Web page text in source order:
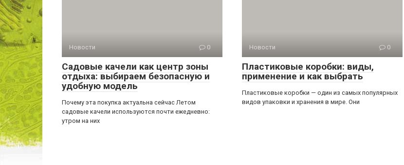
Новости 0
Садовые качели как центр зоны
отдыха: выбираем безопасную и
удобную модель
Почему эта покупка актуальна сейчас Летом
садовые качели используются почти ежедневно:
утром на них
Новости 0
Пластиковые коробки: виды,
применение и как выбрать
Пластиковые коробки — один из самых популярных
видов упаковки и хранения в мире. Они